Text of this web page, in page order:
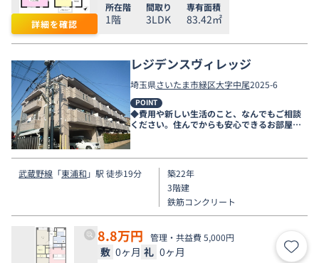
詳細を確認
所在階
1階
間取り
3LDK
専有面積
83.42㎡
レジデンスヴィレッジ
埼玉県さいたま市緑区大字中尾2025-6
POINT
◆費用や新しい生活のこと、なんでもご相談
ください。住んでからも安心できるお部屋探
しをお手伝いします◆
武蔵野線 「東浦和 」駅 徒歩19分
築22年
3階建
鉄筋コンクリート
8.8万円 管理・共益費 5,000円
敷 0ヶ月 礼 0ヶ月 お気